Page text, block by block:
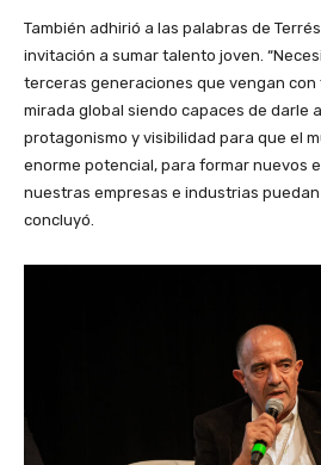
También adhirió a las palabras de
invitación a sumar talento joven.
terceras generaciones que vengan
mirada global siendo capaces de darle
protagonismo y visibilidad para que el
enorme potencial, para formar nuevos
nuestras empresas e industrias puedan
concluyó.